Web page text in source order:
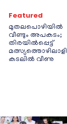
Featured
മുതലപൊഴിയിൽ
വീണ്ടും അപകടം;
തിരയിൽപ്പെട്ട്
മത്സ്യത്തൊഴിലാളി
കടലിൽ വീണു